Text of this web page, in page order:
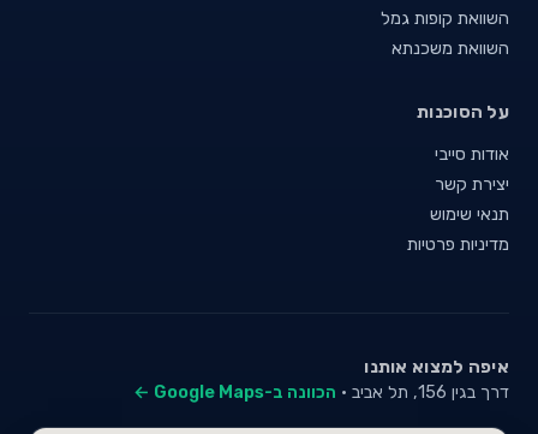
השוואת קופות גמל
השוואת משכנתא
על הסוכנות
אודות סייבי
יצירת קשר
תנאי שימוש
מדיניות פרטיות
איפה למצוא אותנו
דרך בגין 156, תל אביב · הכוונה ב-Google Maps ←